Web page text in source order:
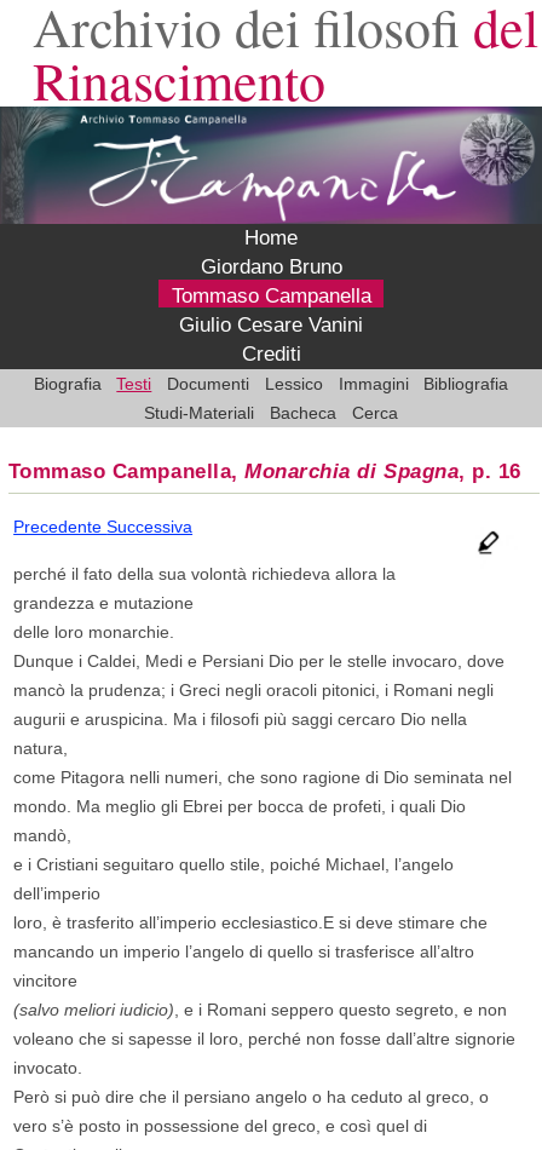
Archivio dei filosofi del
Rinascimento
Home
Giordano Bruno
Tommaso Campanella
Giulio Cesare Vanini
Crediti
Biografia Testi Documenti Lessico Immagini
Bibliografia
Studi-Materiali
Bacheca Cerca
Tommaso Campanella,Monarchia di Spagna, p. 16
PrecedenteSuccessiva
perché il fato della sua volontà richiedeva allora la
grandezza e mutazione
delle loro monarchie.
Dunque i Caldei, Medi e Persiani Dio per le stelle invocaro, dove
mancò la prudenza; i Greci negli oracoli pitonici, i Romani negli
augurii e aruspicina. Ma i filosofi più saggi cercaro Dio nella
natura,
come Pitagora nelli numeri, che sono ragione di Dio seminata nel
mondo. Ma meglio gli Ebrei per bocca de profeti, i quali Dio
mandò,
e i Cristiani seguitaro quello stile, poiché Michael, l’angelo
dell’imperio
loro, è trasferito all’imperio ecclesiastico.E si deve stimare che
mancando un imperio l’angelo di quello si trasferisce all’altro
vincitore
(salvo meliori iudicio), e i Romani seppero questo segreto, e non
voleano che si sapesse il loro, perché non fosse dall’altre signorie
invocato.
Però si può dire che il persiano angelo o ha ceduto al greco, o
vero s’è posto in possessione del greco, e così quel di